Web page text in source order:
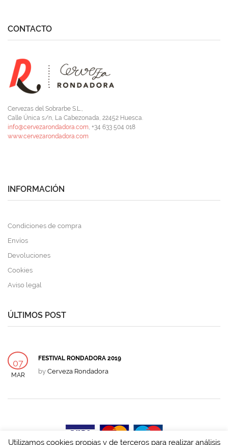
CONTACTO
Cervezas del Sobrarbe S.L.,
Calle Única s/n, La Cabezonada, 22452 Huesca.
info@cervezarondadora.com, +34 633 504 018
www.cervezarondadora.com
INFORMACIÓN
Condiciones de compra
Envíos
Devoluciones
Cookies
Aviso legal
ÚLTIMOS POST
07
MAR
FESTIVAL RONDADORA 2019
by Cerveza Rondadora
Utilizamos cookies propias y de terceros para realizar análisis